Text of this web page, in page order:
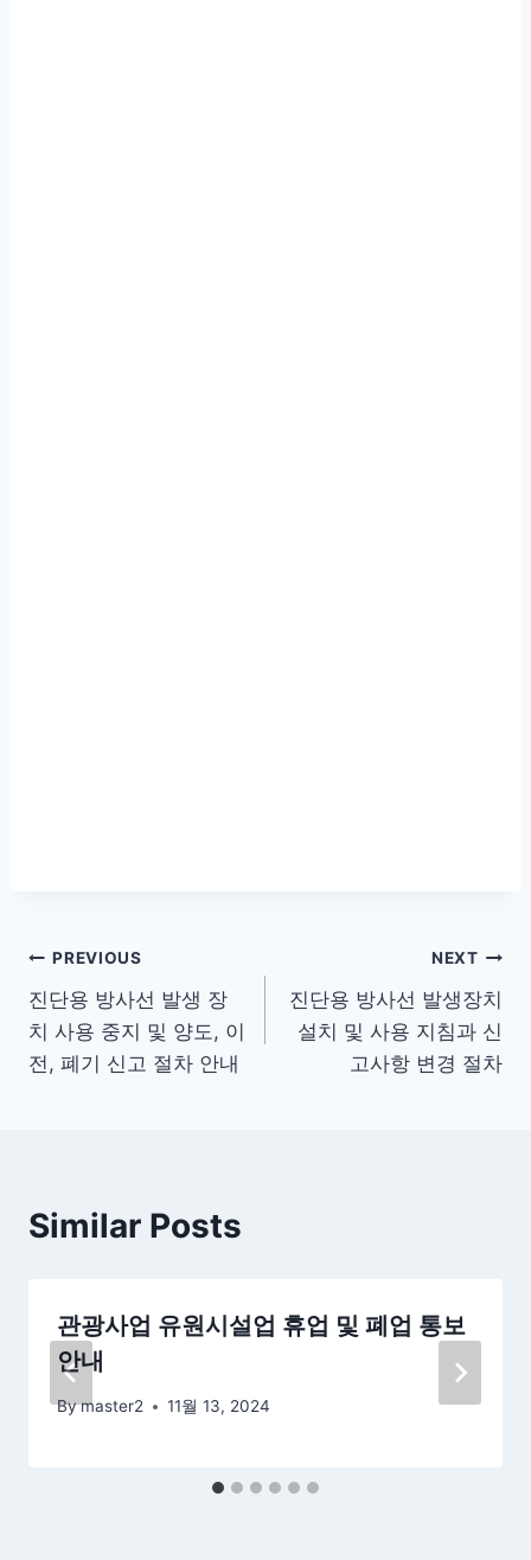
글
탐
색
PREVIOUS
진단용 방사선 발생 장
치 사용 중지 및 양도, 이
전, 폐기 신고 절차 안내
NEXT
진단용 방사선 발생장치
설치 및 사용 지침과 신
고사항 변경 절차
Similar Posts
관광사업 유원시설업 휴업 및 폐업 통보
안내
Bymaster2 11월 13, 2024